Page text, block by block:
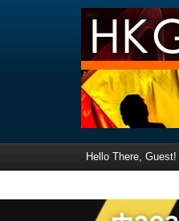
Hello There, Guest!